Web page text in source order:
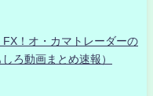
！オ・カマトレーダーの
ろ動画まとめ速報）